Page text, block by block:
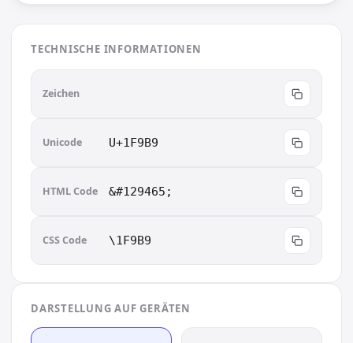
TECHNISCHE INFORMATIONEN
Zeichen
Unicode U+1F9B9
HTML Code &#129465;
CSS Code \1F9B9
DARSTELLUNG AUF GERÄTEN